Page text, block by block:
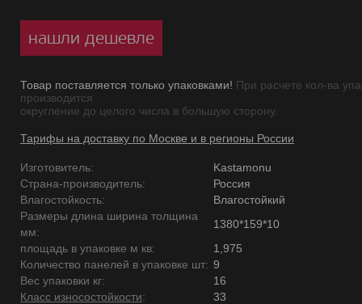
нашли дешевле
Товар поставляется только упаковками! При расчете кол-ва
производится
округление до целого числа в большую сторону.
Тарифы на доставку по Москве и в регионы России
Изготовитель:
Kastamonu
Страна-производитель:
Россия
Влагостойкость:
Влагостойкий
Размеры длина ширина толщина
мм:
1380*159*10
площадь в упаковке м кв:
1,975
Количество панелей в упаковке шт: 9
Вес упаковки кг:
16
Класс износостойкости:
33